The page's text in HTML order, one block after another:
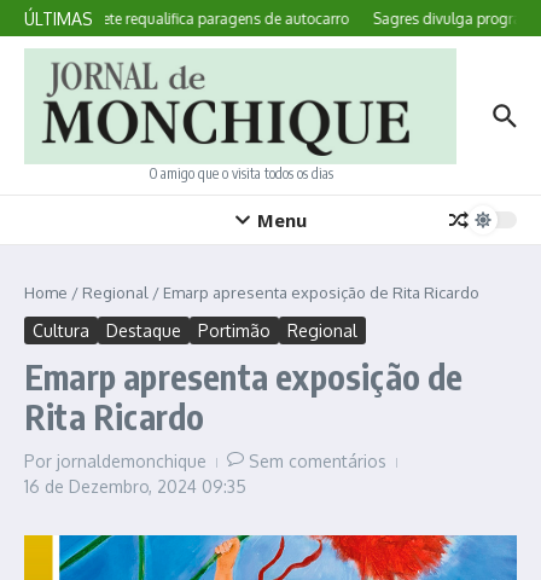
Ir para o conteúdo
ÚLTIMAS
Marmelete requalifica paragens de autocarro Sagres divulga
O amigo que o visita todos os dias
Menu
Home / Regional / Emarp apresenta exposição de Rita Ricardo
Cultura Destaque Portimão Regional
Emarp apresenta exposição de
Rita Ricardo
Por jornaldemonchique
Sem comentários
16 de Dezembro, 2024 09:35